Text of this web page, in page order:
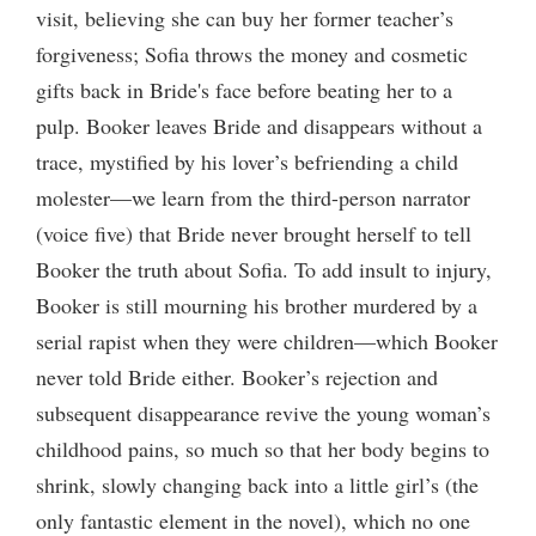
visit, believing she can buy her former teacher’s
forgiveness; Sofia throws the money and cosmetic
gifts back in Bride's face before beating her to a
pulp. Booker leaves Bride and disappears without a
trace, mystified by his lover’s befriending a child
molester—we learn from the third-person narrator
(voice five) that Bride never brought herself to tell
Booker the truth about Sofia. To add insult to injury,
Booker is still mourning his brother murdered by a
serial rapist when they were children—which Booker
never told Bride either. Booker’s rejection and
subsequent disappearance revive the young woman’s
childhood pains, so much so that her body begins to
shrink, slowly changing back into a little girl’s (the
only fantastic element in the novel), which no one